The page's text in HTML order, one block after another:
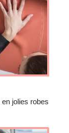
jolies robes